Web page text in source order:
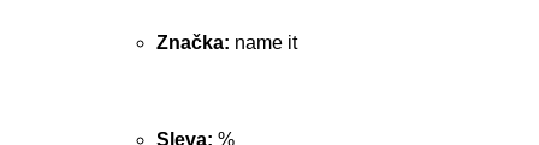
Značka: name it
Sleva: %